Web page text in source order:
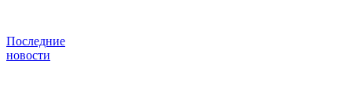
Последние
новости